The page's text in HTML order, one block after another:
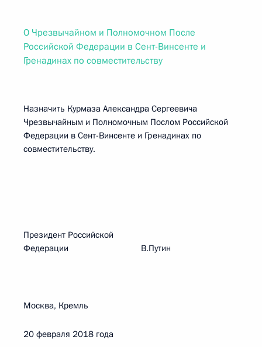
О Чрезвычайном и Полномочном После
Российской Федерации в Сент-Винсенте и
Гренадинах по совместительству
Назначить Курмаза Александра Сергеевича
Чрезвычайным и Полномочным Послом Российской
Федерации в Сент-Винсенте и Гренадинах по
совместительству.
Президент Российской
Федерации В.Путин
Москва, Кремль
20 февраля 2018 года